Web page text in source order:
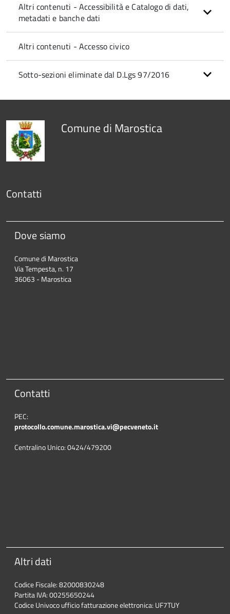
Altri contenuti - Accessibilità e Catalogo di dati,
metadati e banche dati
Altri contenuti - Accesso civico
Sotto-sezioni eliminate dal D.Lgs 97/2016
Comune di Marostica
Contatti
Dove siamo
Comune di Marostica
Via Tempesta, n. 17
36063 - Marostica
Contatti
PEC:
protocollo.comune.marostica.vi@pecveneto.it
Centralino Unico: 0424/479200
Altri dati
Codice Fiscale: 82000830248
Partita IVA: 00255650244
Codice Univoco ufficio fatturazione elettronica: UF7TUY